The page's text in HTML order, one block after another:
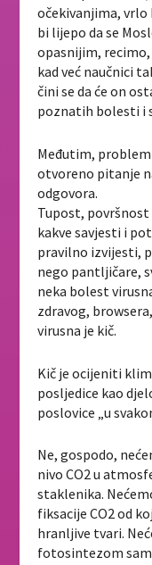
očekivanjima, vrlo
bi lijepo da se
opasnijim,
kad već naučnici
čini se da će on
poznatih bolesti i
Međutim,
otvoreno pitanje
odgovora.
Tupost,
kakve savjesti i
pravilno izvijesti,
nego pantljičare,
neka bolest
zdravog,
virusna je kič.
Kič je ocijeniti
posljedice kao
poslovice „u
Ne, gospodo,
nivo CO2 u
staklenika.
fiksacije CO2 od
hranljive tvari.
fotosintezom